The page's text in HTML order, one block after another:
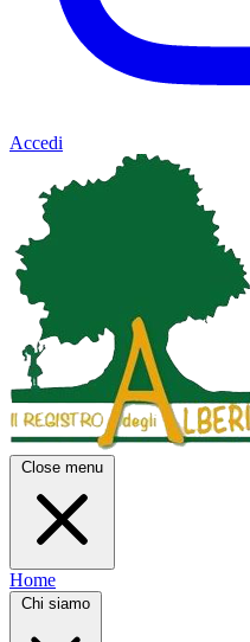
Accedi
Close menu
Home
Chi siamo